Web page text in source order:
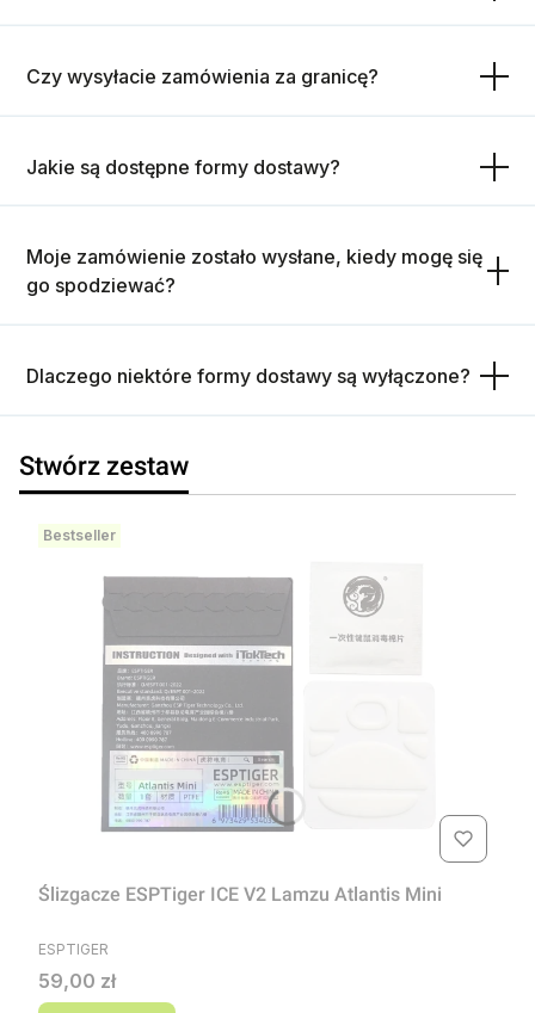
Czy wysyłacie zamówienia za granicę?
Jakie są dostępne formy dostawy?
Moje zamówienie zostało wysłane, kiedy mogę się
go spodziewać?
Dlaczego niektóre formy dostawy są wyłączone?
Stwórz zestaw
Bestseller
Ślizgacze ESPTiger ICE V2 Lamzu Atlantis Mini
PRODUCENT
ESPTIGER
Cena
59,00 zł